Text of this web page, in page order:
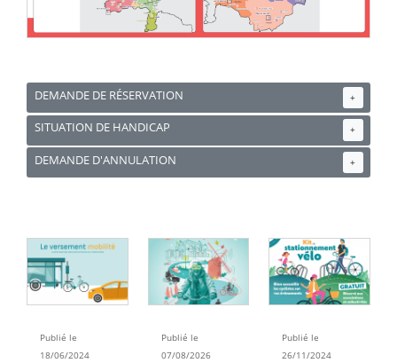
DEMANDE DE RÉSERVATION +
SITUATION DE HANDICAP +
DEMANDE D'ANNULATION +
Publié le
18/06/2024
Publié le
07/08/2026
Publié le
26/11/2024